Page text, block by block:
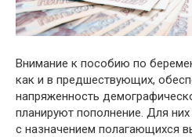
Внимание к пособию по
как и в предшествующих,
напряженность
планируют пополнение. Для
с назначением полагающихся